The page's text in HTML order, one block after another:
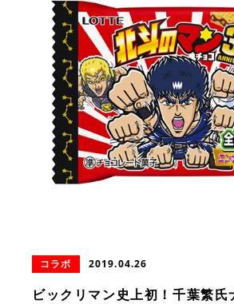
コラボ 2019.04.26
ビックリマン史上初！千葉繁氏